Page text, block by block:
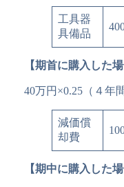
工具器
具備品
【期首に購入した
40万円×0.25（４年
減価償
却費
【期中に購入した